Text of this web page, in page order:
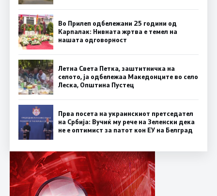
Во Прилеп одбележани 25 години од
Карпалак: Нивната жртва е темел на
нашата одговорност
Летна Света Петка, заштитничка на
селото, ја одбележаа Македонците во село
Леска, Општина Пустец
Прва посета на украинскиот претседател
на Србија: Вучиќ му рече на Зеленски дека
не е оптимист за патот кон ЕУ на Белград